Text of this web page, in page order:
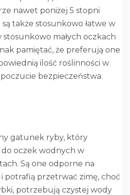
nawet poniżej 5 stopni
są także stosunkowo łatwe w
stosunkowo małych oczkach
pamiętać, że preferują one
ilość roślinności w
bezpieczeństwa.
gatunek ryby, który
do oczek wodnych w
Są one odporne na
potrafią przetrwać zimę, choć
potrzebują czystej wody